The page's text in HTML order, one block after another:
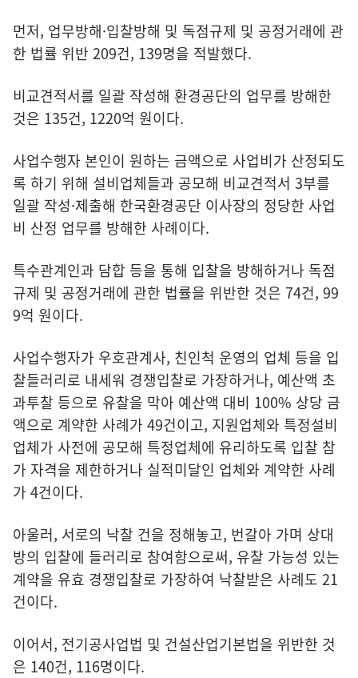
먼저, 업무방해·입찰방해 및 독점규제 및 공정거래에 관
한 법률 위반 209건, 139명을 적발했다.
비교견적서를 일괄 작성해 환경공단의 업무를 방해한
것은 135건, 1220억 원이다.
사업수행자 본인이 원하는 금액으로 사업비가 산정되도
록 하기 위해 설비업체들과 공모해 비교견적서 3부를
일괄 작성·제출해 한국환경공단 이사장의 정당한 사업
비 산정 업무를 방해한 사례이다.
특수관계인과 담합 등을 통해 입찰을 방해하거나 독점
규제 및 공정거래에 관한 법률을 위반한 것은 74건, 99
9억 원이다.
사업수행자가 우호관계사, 친인척 운영의 업체 등을 입
찰들러리로 내세워 경쟁입찰로 가장하거나, 예산액 초
과투찰 등으로 유찰을 막아 예산액 대비 100% 상당 금
액으로 계약한 사례가 49건이고, 지원업체와 특정설비
업체가 사전에 공모해 특정업체에 유리하도록 입찰 참
가 자격을 제한하거나 실적미달인 업체와 계약한 사례
가 4건이다.
아울러, 서로의 낙찰 건을 정해놓고, 번갈아 가며 상대
방의 입찰에 들러리로 참여함으로써, 유찰 가능성 있는
계약을 유효 경쟁입찰로 가장하여 낙찰받은 사례도 21
건이다.
이어서, 전기공사업법 및 건설산업기본법을 위반한 것
은 140건, 116명이다.